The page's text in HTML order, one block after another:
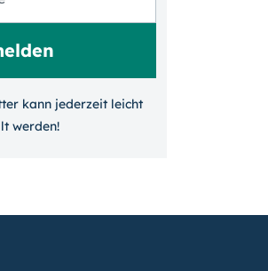
kann jeder­zeit leicht
werden!